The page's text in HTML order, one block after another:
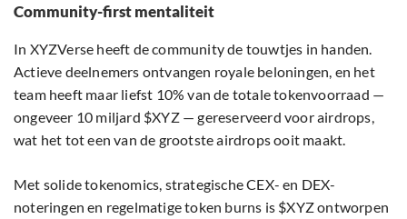
Community-first mentaliteit
In XYZVerse heeft de community de touwtjes in handen.
Actieve deelnemers ontvangen royale beloningen, en het
team heeft maar liefst 10% van de totale tokenvoorraad —
ongeveer 10 miljard $XYZ — gereserveerd voor airdrops,
wat het tot een van de grootste airdrops ooit maakt.
Met solide tokenomics, strategische CEX- en DEX-
noteringen en regelmatige token burns is $XYZ ontworpen